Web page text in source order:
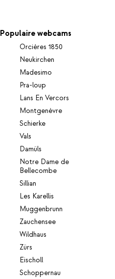
Populaire webcams
Orcières 1850
Neukirchen
Madesimo
Pra-loup
Lans En Vercors
Montgenèvre
Schierke
Vals
Damüls
Notre Dame de
Bellecombe
Sillian
Les Karellis
Muggenbrunn
Zauchensee
Wildhaus
Zürs
Eischoll
Schoppernau